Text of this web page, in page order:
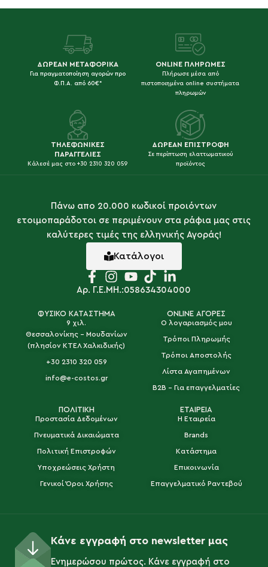
ΔΩΡΕΑΝ ΜΕΤΑΦΟΡΙΚΑ
Για πραγματοποίηση αγορών προ
Φ.Π.Α. από 60€*
ONLINE ΠΛΗΡΩΜΕΣ
Πλήρωσε μέσα από
πιστοποιημένα online συστήματα
πληρωμών
ΤΗΛΕΦΩΝΙΚΕΣ
ΠΑΡΑΓΓΕΛΙΕΣ
Κάλεσέ μας στο +30 2310 320 059
ΔΩΡΕΑΝ ΕΠΙΣΤΡΟΦΗ
Σε περίπτωση ελαττωματικού
προϊόντος
Πάνω απο 20.000 κωδικοί προιόντων
ετοιμοπαράδοτοι σε περιμένουν στα ράφια μας στις
καλύτερες τιμές της ελληνικής Αγοράς!
Κατάλογοι
Αρ. Γ.Ε.ΜΗ.:058634304000
ΦΥΣΙΚΟ ΚΑΤΑΣΤΗΜΑ
9 χιλ.
Θεσσαλονίκης - Μουδανίων
(πλησίον ΚΤΕΛ Χαλκιδικής)
+30 2310 320 059
info@e-costos.gr
ONLINE ΑΓΟΡΕΣ
Ο λογαριασμός μου
Τρόποι Πληρωμής
Τρόποι Αποστολής
Λίστα Αγαπημένων
B2B - Για επαγγελματίες
ΠΟΛΙΤΙΚΗ
Προστασία Δεδομένων
Πνευματικά Δικαιώματα
Πολιτική Επιστροφών
Υποχρεώσεις Χρήστη
Γενικοί Όροι Χρήσης
ΕΤΑΙΡΕΙΑ
Η Εταιρεία
Brands
Κατάστημα
Επικοινωνία
Επαγγελματικό Ραντεβού
Κάνε εγγραφή στο newsletter μας
Ενημερώσου πρώτος. Κάνε εγγραφή στο